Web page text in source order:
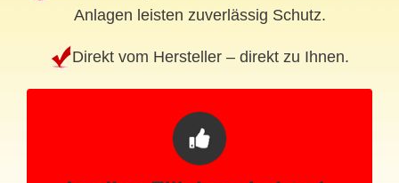
Anlagen leisten zuverlässig Schutz.
Direkt vom Hersteller – direkt zu Ihnen.